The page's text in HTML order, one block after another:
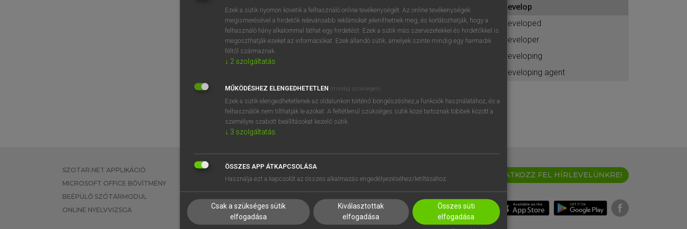
BELÉPÉS
próbaverziójának elindításához
regisztrálok ésbelépek.
REGISZTRÁCIÓ
develop
developed
developer
developing
developing agent
SZOTAR.NET APPLIKÁCIÓ
MICROSOFT OFFICE BŐVÍTMÉNY
BEÉPÜLŐ SZÓTÁRMODUL
ONLINE NYELVVIZSGA
EGYÉNI FELHASZNÁLÓKNAK
TANULÓKNAK
VÁLLALATI MEGOLDÁSOK
SÚGÓ
RÓLUNK
SÜTI BEÁLLÍTÁSOK
IRATKOZZ FEL HÍRLEVELÜNKRE!
Ezek a sütik nyomon követik a felhasználó online tevékenységét. Az online tevékenységek
megismerésével a hirdetők relevánsabb reklámokat jeleníthetnek meg, és korlátozhatják, hogy a
felhasználó hány alkalommal láthat egy hirdetést. Ezek a sütik más szervezetekkel és hirdetőkkel is
megoszthatják ezeket az információkat. Ezek állandó sütik, amelyek szinte mindig egy harmadik
féltől származnak.
↓ 2 szolgáltatás
MŰKÖDÉSHEZ ELENGEDHETETLEN (mindig szükséges)
Ezek a sütik elengedhetetlenek az oldalunkon történő böngészéshez,a funkciók használatához, és a
felhasználók nem tilthatják le azokat. A feltétlenül szükséges sütik közé tartoznak többek között a
személyre szabott beállításokat kezelő sütik.
↓ 3 szolgáltatás
ÖSSZES APP ÁTKAPCSOLÁSA
Használja ezt a kapcsolót az összes alkalmazás engedélyezéséhez/letiltásához.
Csak a szükséges sütik
elfogadása
Kiválasztottak
elfogadása
Összes süti
elfogadása